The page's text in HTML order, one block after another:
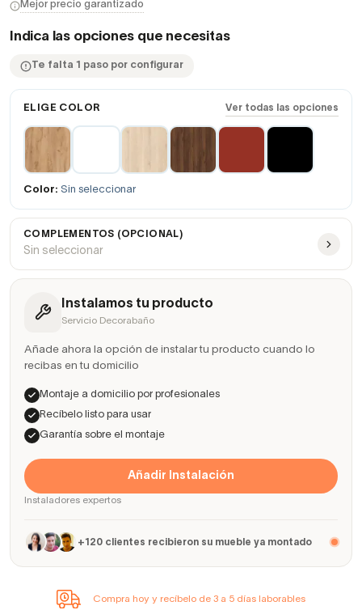
Mejor precio garantizado
Indica las opciones que necesitas
Te falta 1 paso por configurar
ELIGE COLOR Ver todas las opciones
Color: Sin seleccionar
COMPLEMENTOS (OPCIONAL)
Sin seleccionar
Instalamos tu producto
Servicio Decorabaño
Añade ahora la opción de instalar tu producto cuando lo
recibas en tu domicilio
Montaje a domicilio por profesionales
Recíbelo listo para usar
Garantía sobre el montaje
Añadir Instalación
Instaladores expertos
+120 clientes recibieron su mueble ya montado
Compra hoy y recíbelo de 3 a 5 días laborables